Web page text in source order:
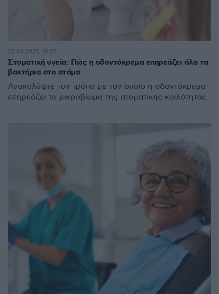
Στοματική υγεία: Πώς η οδοντόκρεμα επηρεάζει όλα τα
βακτήρια στο στόμα
Ανακαλύψτε τον τρόπο με τον οποίο η οδοντόκρεμα
επηρεάζει το μικροβίωμα της στοματικής κοιλότητας
22.04.2025, 16:27